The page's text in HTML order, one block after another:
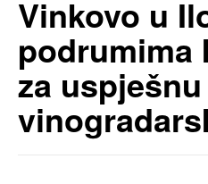
Vinkovo u
podrumima
za uspješnu